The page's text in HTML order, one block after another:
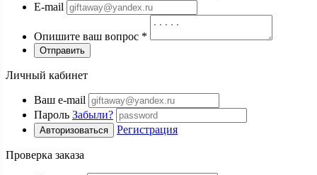
E-mail
Опишите ваш вопрос *
Отправить
Личный кабинет
Ваш e-mail
Пароль Забыли?
Авторизоваться Регистрация
Проверка заказа